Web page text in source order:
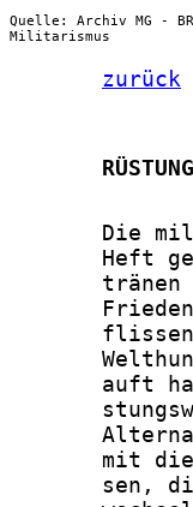
Quelle: Archiv MG - BRD
Militarismus
zurück